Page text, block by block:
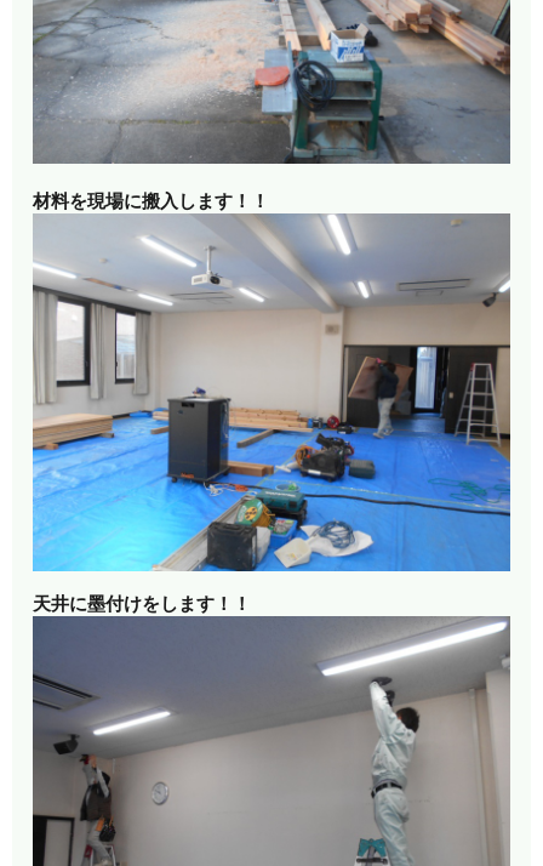
材料を現場に搬入します！！
天井に墨付けをします！！